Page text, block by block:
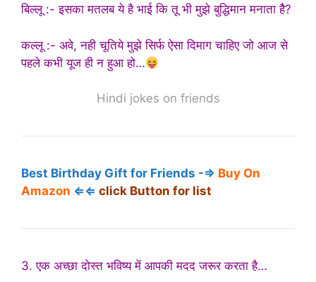
बिल्लू :- इसका मतलब ये है भाई कि तू भी मुझे बुद्धिमान मनाता हैै?
कल्लू :- अवे, नही चूतिये मुझे सिर्फ ऐसा दिमाग चाहिए जो आज से
पहले कभी यूज ही न हुआ हो…
Hindi jokes on friends
Best Birthday Gift for Friends -⇒ Buy On
Amazon ⇐⇐ click Button for list
3. एक अच्छा दोस्त भविष्य में आपकी मदद जरूर करता है…